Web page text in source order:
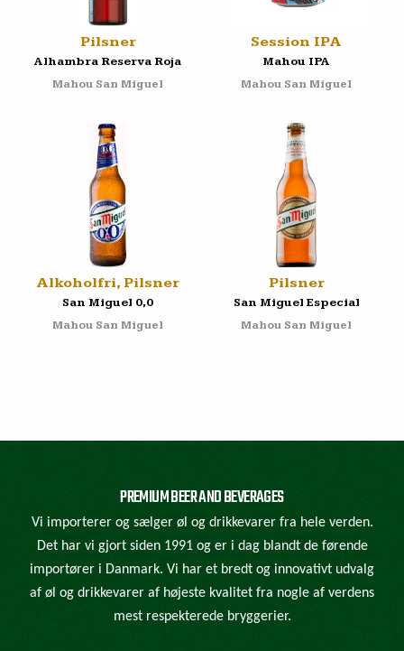
Pilsner
Alhambra Reserva Roja
Mahou San Miguel
Session IPA
Mahou IPA
Mahou San Miguel
Alkoholfri, Pilsner
San Miguel 0,0
Mahou San Miguel
Pilsner
San Miguel Especial
Mahou San Miguel
PREMIUM BEER AND BEVERAGES
Vi importerer og sælger øl og drikkevarer fra hele verden.
Det har vi gjort siden 1991 og er i dag blandt de førende
importører i Danmark. Vi har et bredt og innovativt udvalg
af øl og drikkevarer af højeste kvalitet fra nogle af verdens
mest respekterede bryggerier.